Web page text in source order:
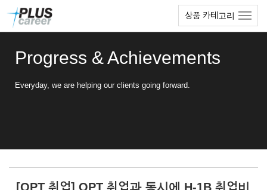
상품 카테고리
Progress & Achievements
Everyday, we are helping our clients going forward.
[OPT 취업] OPT 취업과 동시에 H-1B 취업비